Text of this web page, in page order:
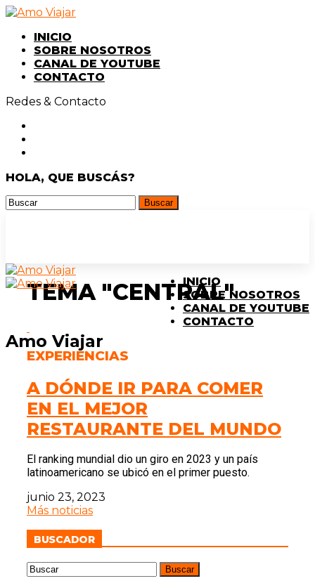
INICIO
SOBRE NOSOTROS
CANAL DE YOUTUBE
CONTACTO
Redes & Contacto
HOLA, QUE BUSCÁS?
Amo Viajar
INICIO
SOBRE NOSOTROS
CANAL DE YOUTUBE
CONTACTO
TEMA "CENTRAL"
EXPERIENCIAS
A DÓNDE IR PARA COMER
EN EL MEJOR
RESTAURANTE DEL MUNDO
El ranking mundial dio un giro en 2023 y un país
latinoamericano se ubicó en el primer puesto.
junio 23, 2023
Más noticias
BUSCADOR